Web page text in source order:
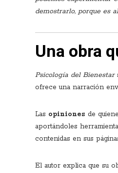
demostrarlo, porque es
Una obra
Psicología del Bienestar
ofrece una narración
Las opiniones de
aportándoles
contenidas en sus
El autor explica que su